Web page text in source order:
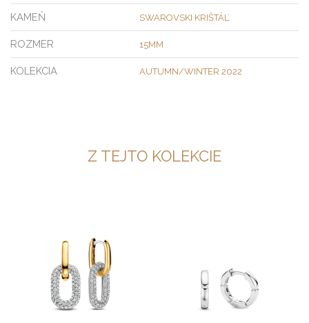
KAMEŇ SWAROVSKI KRIŠTÁĽ
ROZMER 15MM
KOLEKCIA AUTUMN/WINTER 2022
Z TEJTO KOLEKCIE